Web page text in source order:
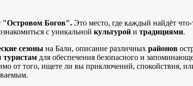
"Островом Богов". Это место, где каждый найдёт
с уникальной культурой и традициями.
сезоны на Бали, описание различных районов
туристам для обеспечения безопасного и
от того, ищете ли вы приключений,